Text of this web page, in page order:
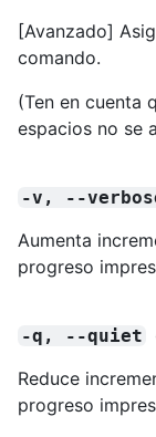
[Avanzado]
comando.
(Ten en cuenta
espacios no se
-v, --
Aumenta
progreso
-q, --quiet
Reduce
progreso